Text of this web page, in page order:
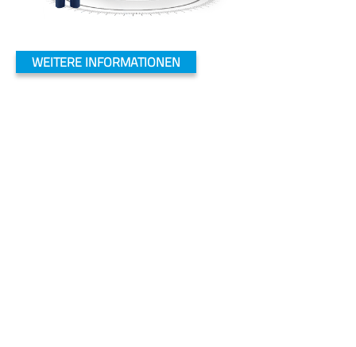
WEITERE INFORMATIONEN